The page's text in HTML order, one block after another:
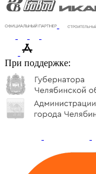
При поддержке: